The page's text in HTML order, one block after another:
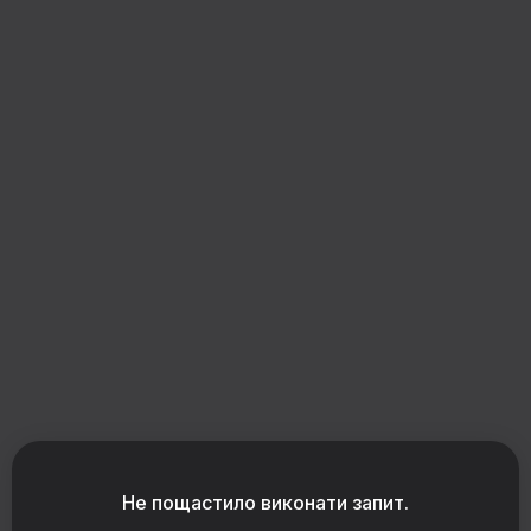
Завантаження конструктора
Не пощастило виконати запит.